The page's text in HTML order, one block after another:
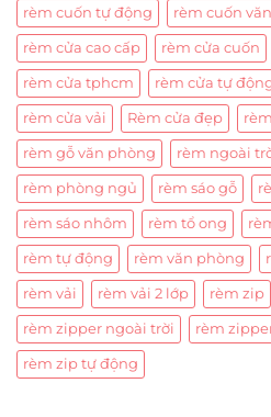
rèm cuốn tự động rèm cuốn
rèm cửa cao cấp rèm cửa cuốn
rèm cửa tphcm rèm cửa tự
rèm cửa vải Rèm cửa đẹp
rèm gỗ văn phòng rèm ngoài
rèm phòng ngủ rèm sáo gỗ
rèm sáo nhôm rèm tổ ong
rèm tự động rèm văn phòng
rèm vải rèm vải 2 lớp rèm zip
rèm zipper ngoài trời rèm
rèm zip tự động